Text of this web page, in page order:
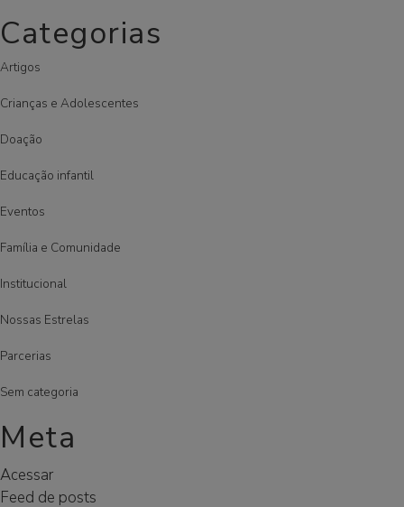
Categorias
Artigos
Crianças e Adolescentes
Doação
Educação infantil
Eventos
Família e Comunidade
Institucional
Nossas Estrelas
Parcerias
Sem categoria
Meta
Acessar
Feed de posts